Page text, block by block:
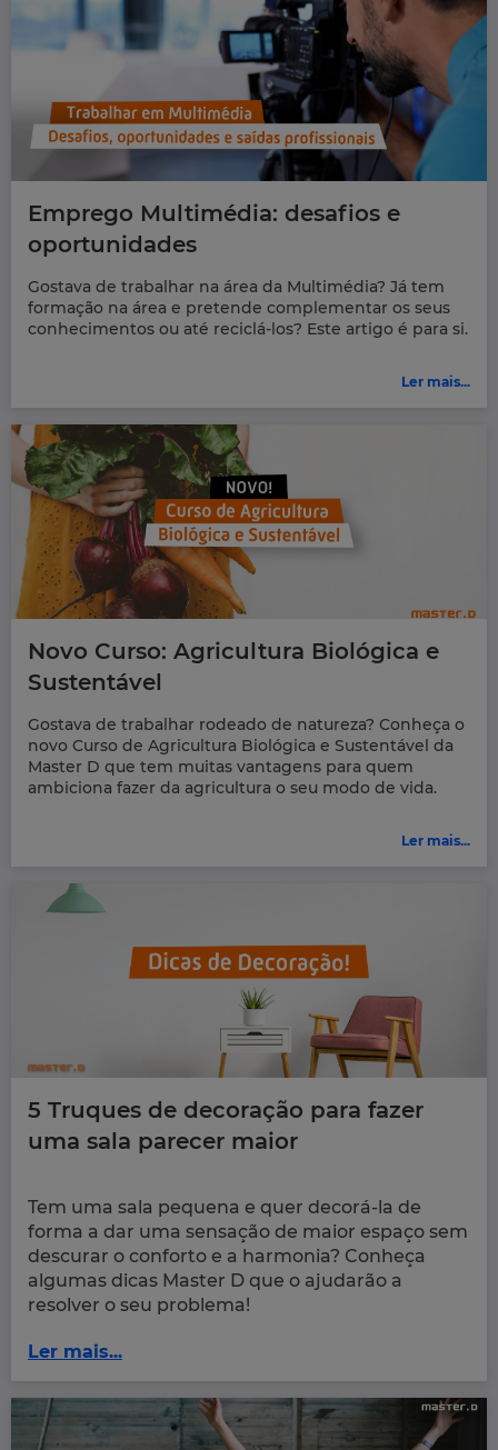
Emprego Multimédia: desafios e
oportunidades
Gostava de trabalhar na área da Multimédia? Já tem
formação na área e pretende complementar os seus
conhecimentos ou até reciclá-los? Este artigo é para si.
Ler mais...
Novo Curso: Agricultura Biológica e
Sustentável
Gostava de trabalhar rodeado de natureza? Conheça o
novo Curso de Agricultura Biológica e Sustentável da
Master D que tem muitas vantagens para quem
ambiciona fazer da agricultura o seu modo de vida.
Ler mais...
5 Truques de decoração para fazer
uma sala parecer maior
Tem uma sala pequena e quer decorá-la de
forma a dar uma sensação de maior espaço sem
descurar o conforto e a harmonia? Conheça
algumas dicas Master D que o ajudarão a
resolver o seu problema!
Ler mais...